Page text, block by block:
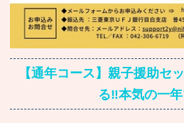
【通年コース】親子援助セ
る‼︎本気の一